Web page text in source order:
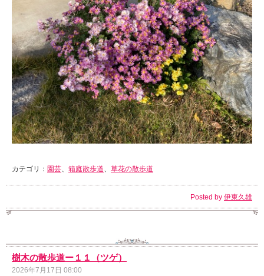
カテゴリ： 園芸、 箱庭散歩道、 草花の散歩道
Posted by 伊東久雄
樹木の散歩道ー１１（ツゲ）
2026年7月17日 08:00